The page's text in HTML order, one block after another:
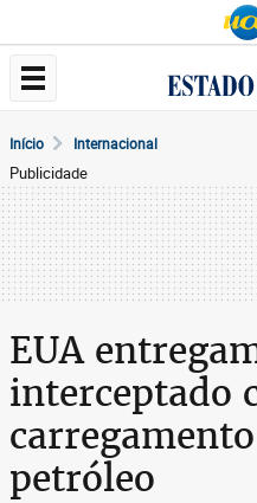
Início Internacional
Publicidade
EUA
interceptado
petróleo